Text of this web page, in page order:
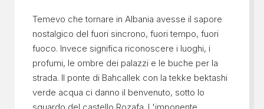
Temevo che tornare in Albania avesse il sapore
nostalgico del fuori sincrono, fuori tempo, fuori
fuoco. Invece significa riconoscere i luoghi, i
profumi, le ombre dei palazzi e le buche per la
strada. Il ponte di Bahcallek con la tekke bektashi
verde acqua ci danno il benvenuto, sotto lo